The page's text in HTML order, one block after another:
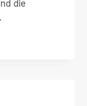
die